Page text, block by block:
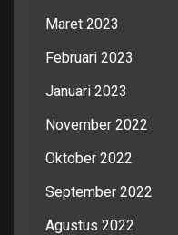
Maret 2023
Februari 2023
Januari 2023
November 2022
Oktober 2022
September 2022
Agustus 2022